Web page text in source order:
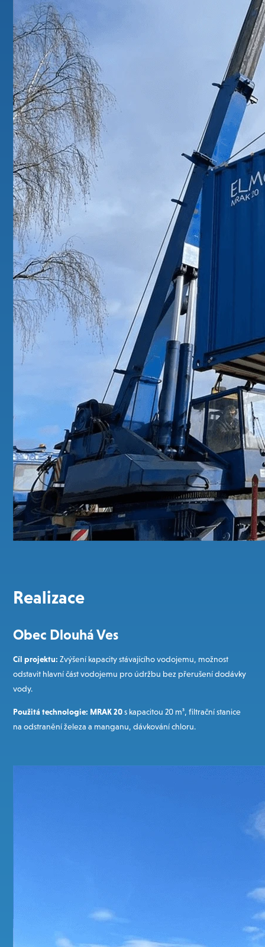
Realizace
Obec Dlouhá Ves
Cíl projektu: Zvýšení kapacity stávajícího vodojemu, možnost
odstavit hlavní část vodojemu pro údržbu bez přerušení dodávky
vody.
Použitá technologie: MRAK 20s kapacitou 20 m³, filtrační stanice
na odstranění železa a manganu, dávkování chloru.